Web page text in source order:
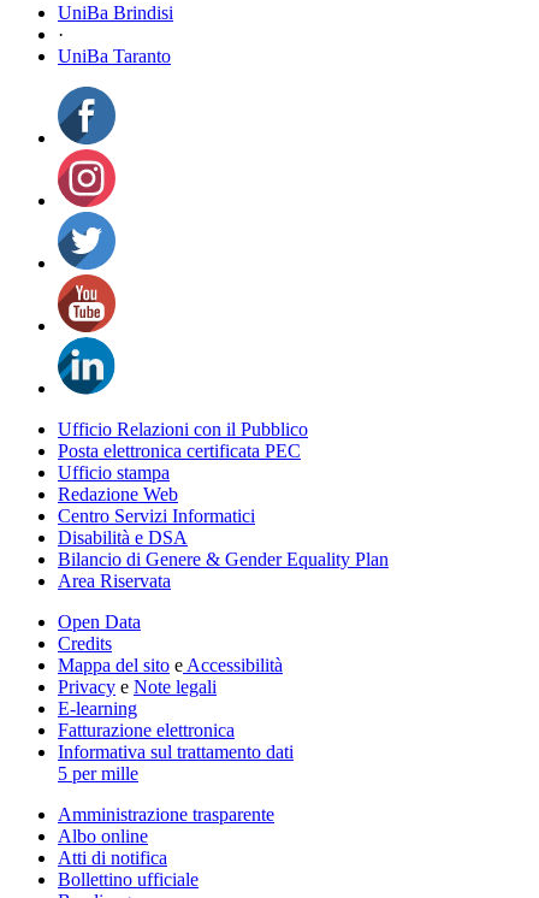
UniBa Brindisi
·
UniBa Taranto
Ufficio Relazioni con il Pubblico
Posta elettronica certificata PEC
Ufficio stampa
Redazione Web
Centro Servizi Informatici
Disabilità e DSA
Bilancio di Genere & Gender Equality Plan
Area Riservata
Open Data
Credits
Mappa del sito e Accessibilità
Privacy e Note legali
E-learning
Fatturazione elettronica
Informativa sul trattamento dati
5 per mille
Amministrazione trasparente
Albo online
Atti di notifica
Bollettino ufficiale